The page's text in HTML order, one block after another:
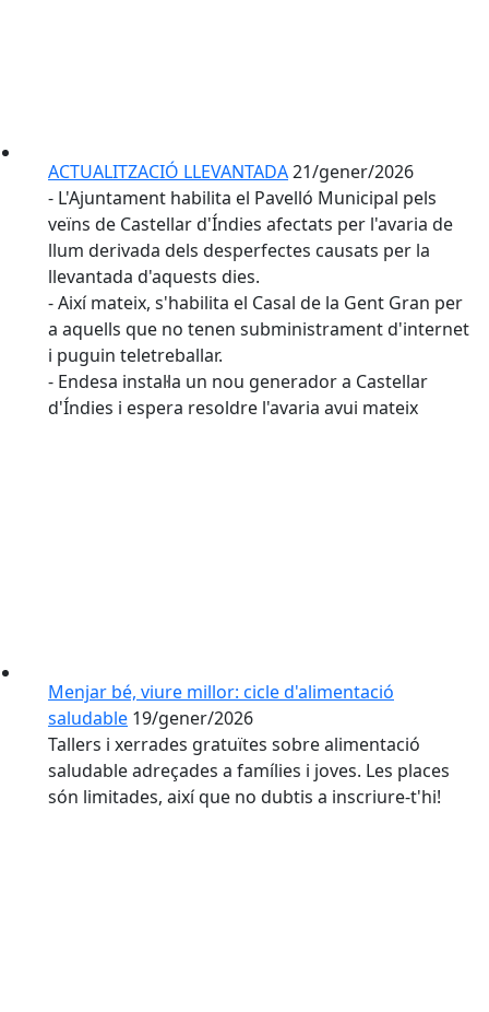
ACTUALITZACIÓ LLEVANTADA21/gener/2026
- L'Ajuntament habilita el Pavelló Municipal pels
veïns de Castellar d'Índies afectats per l'avaria de
llum derivada dels desperfectes causats per la
llevantada d'aquests dies.
- Així mateix, s'habilita el Casal de la Gent Gran per
a aquells que no tenen subministrament d'internet
i puguin teletreballar.
- Endesa instal·la un nou generador a Castellar
d'Índies i espera resoldre l'avaria avui mateix
Menjar bé, viure millor: cicle d'alimentació
saludable 19/gener/2026
Tallers i xerrades gratuïtes sobre alimentació
saludable adreçades a famílies i joves. Les places
són limitades, així que no dubtis a inscriure-t'hi!